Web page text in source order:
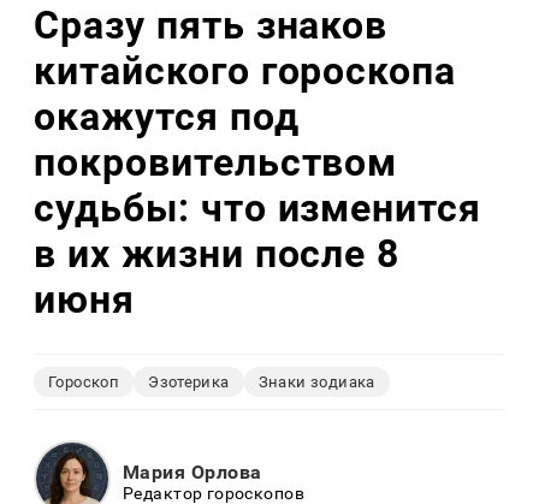
Сразу пять знаков
китайского гороскопа
окажутся под
покровительством
судьбы: что изменится
в их жизни после 8
июня
Гороскоп Эзотерика Знаки зодиака
Мария Орлова
Редактор гороскопов